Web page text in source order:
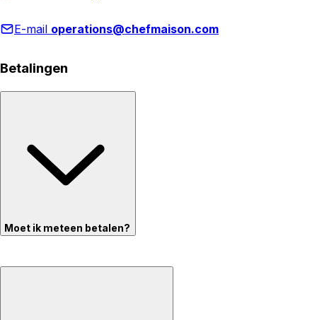
E-mail operations@chefmaison.com
Betalingen
Moet ik meteen betalen?